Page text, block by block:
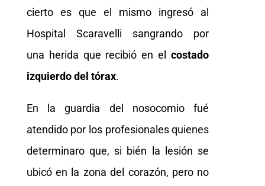
cierto es que el mismo ingresó al
Hospital Scaravelli sangrando por
una herida que recibió en el
costado
izquierdo del tórax.
En la guardia del nosocomio fué
atendido por los profesionales quienes
determinaro que, si bién la lesión se
ubicó en la zona del corazón, pero no